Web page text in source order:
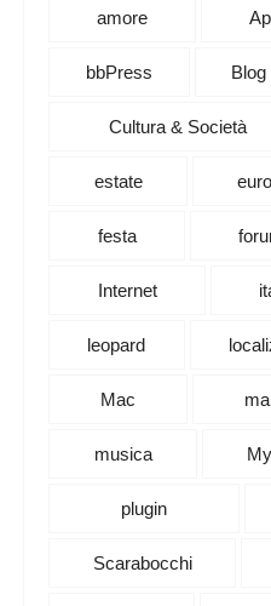
amore
bbPress Blog
Cultura & Società
estate
festa
Internet
leopard
Mac
musica
plugin
Scarabocchi